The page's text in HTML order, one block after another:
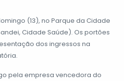
(13), no Parque da Cidade
Cidade Saúde). Os portões
dos ingressos na
pela empresa vencedora do